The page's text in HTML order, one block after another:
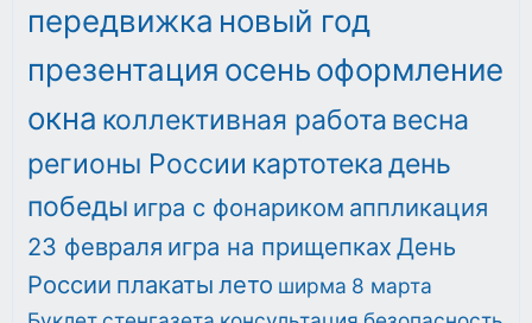
передвижка новый год
презентация осеньоформление
окна коллективная работа весна
регионы России картотекадень
победы игра с фонариком аппликация
23 февраля игра на прищепках День
России плакаты лето ширма 8 марта